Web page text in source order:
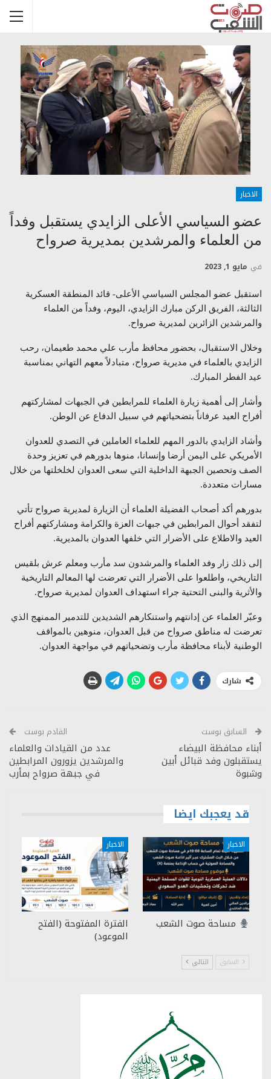
الاخبار
عضو السياسي الأعلى الزايدي يستقبل وفداً
من العلماء والمرشدين بمديرية صرواح
في مايو 1, 2023
استقبل عضو المجلس السياسي الأعلى- قائد المنطقة العسكرية
الثالثة، الفريق الركن مبارك الزايدي، اليوم، وفداً من العلماء
والمرشدين الزائرين لمديرية صرواح.
وخلال الاستقبال، بحضور محافظ مأرب علي محمد طعيمان، رحب
الزايدي بالعلماء في مديرية صرواح، متبادلاً معهم التهاني بمناسبة
عيد الفطر المبارك.
وأشار إلى أهمية زيارة العلماء للمرابطين في الجبهات لمشاركتهم
أفراح العيد عرفاناً بتضحياتهم في سبيل الدفاع عن الوطن.
وأشاد الزايدي بالدور المهم للعلماء العاملين في التصدي للعدوان
الأمريكي على اليمن أرضا وإنسانا، منوها بدورهم في تعزيز وحدة
الصف وتحصين الجبهة الداخلية التي سعى العدوان لخلخلتها من خلال
مسارات متعددة.
بدورهم أكد أصحاب الفضيلة العلماء أن الزيارة لمديرية صرواح تأتي
لتفقد أحوال المرابطين في جبهات العزة والكرامة ومشاركتهم أفراح
العيد والاطلاع على الأضرار التي خلفها العدوان بالمديرية.
إلى ذلك زار وفد العلماء والمرشدون سد مأرب ومعلم عرش بلقيس
التاريخي، واطلعوا على الأضرار التي تعرضت لها المعالم التاريخية
والأثرية والبنى التحتية جراء استهداف العدوان لمديرية صرواح.
وعبّر العلماء عن إدانتهم واستنكارهم الشديدين للتدمير الممنهج الذي
تعرضت له مناطق صرواح من قبل العدوان، منوهين بالمواقف
الوطنية لأبناء محافظة مأرب وتضحياتهم في مواجهة العدوان.
شارك
السابق بوست
أبناء محافظة البيضاء
يستقبلون وفد قبائل أبين
وشبوة
القادم بوست
عدد من القيادات والعلماء
والمرشدين يزورون المرابطين
في جبهة صرواح بمأرب
قد يعجبك ايضا
الاخبار
مساحة صوت الشعب
الاخبار
الفترة المفتوحة (الفتح
الموعود)
السابق التالي